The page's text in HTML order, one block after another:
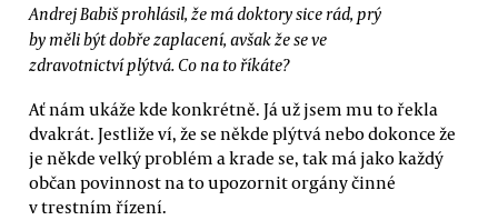
Andrej Babiš prohlásil, že má doktory sice rád, prý
by měli být dobře zaplacení, avšak že se ve
zdravotnictví plýtvá. Co na to říkáte?
Ať nám ukáže kde konkrétně. Já už jsem mu to řekla
dvakrát. Jestliže ví, že se někde plýtvá nebo dokonce že
je někde velký problém a krade se, tak má jako každý
občan povinnost na to upozornit orgány činné
v trestním řízení.